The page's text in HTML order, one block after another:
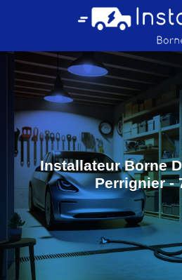
Installateur Borne
Perrignier -